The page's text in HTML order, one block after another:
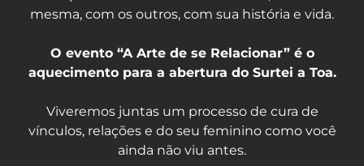
mesma, com os outros, com sua história e vida.
O evento “A Arte de se Relacionar” é o
aquecimento para a abertura do Surtei a Toa.
Viveremos juntas um processo de cura de
vínculos, relações e do seu feminino como você
ainda não viu antes.